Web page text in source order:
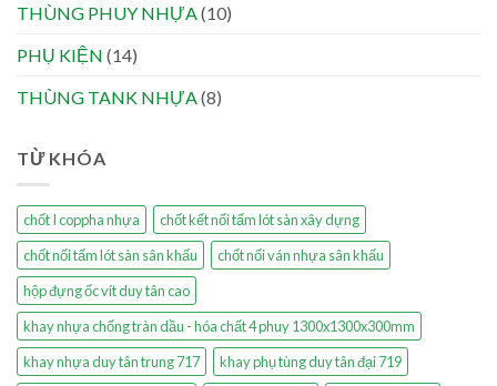
THÙNG PHUY NHỰA (10)
PHỤ KIỆN (14)
THÙNG TANK NHỰA (8)
TỪ KHÓA
chốt I coppha nhựa
chốt kết nối tấm lót sàn xây dựng
chốt nối tấm lót sàn sân khấu
chốt nối ván nhựa sân khấu
hộp đựng ốc vít duy tân cao
khay nhựa chống tràn dầu - hóa chất 4 phuy 1300x1300x300mm
khay nhựa duy tân trung 717
khay phụ tùng duy tân đại 719